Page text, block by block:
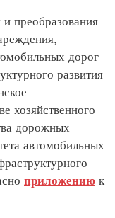
преобразования
дорог
развития
хозяйственного
дорожных
автомобильных
приложению к